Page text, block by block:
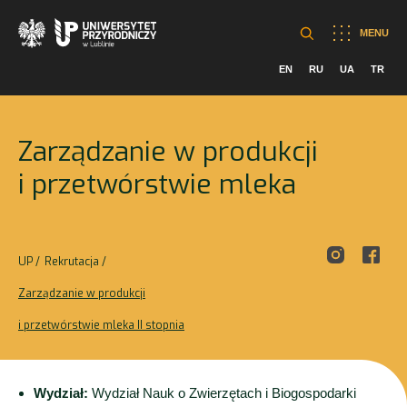
MENU
EN RU UA TR
Zarządzanie w produkcji
i przetwórstwie mleka
UP Rekrutacja
Zarządzanie w produkcji
i przetwórstwie mleka II stopnia
Wydział: Wydział Nauk o Zwierzętach i Biogospodarki